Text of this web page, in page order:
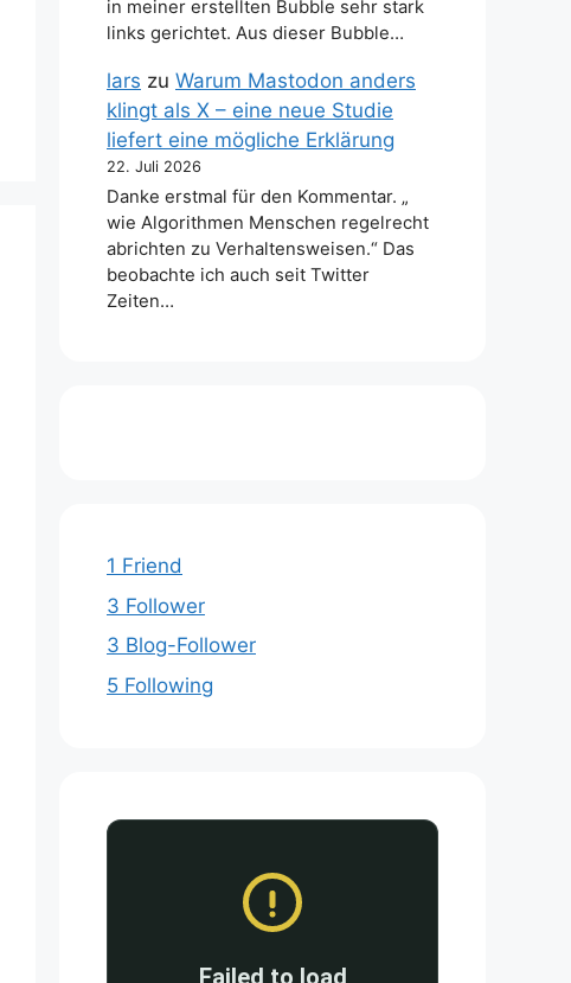
in meiner erstellten Bubble sehr stark
links gerichtet. Aus dieser Bubble…
lars zu Warum Mastodon anders
klingt als X – eine neue Studie
liefert eine mögliche Erklärung
22. Juli 2026
Danke erstmal für den Kommentar. „
wie Algorithmen Menschen regelrecht
abrichten zu Verhaltensweisen.“ Das
beobachte ich auch seit Twitter
Zeiten…
1 Friend
3 Follower
3 Blog-Follower
5 Following